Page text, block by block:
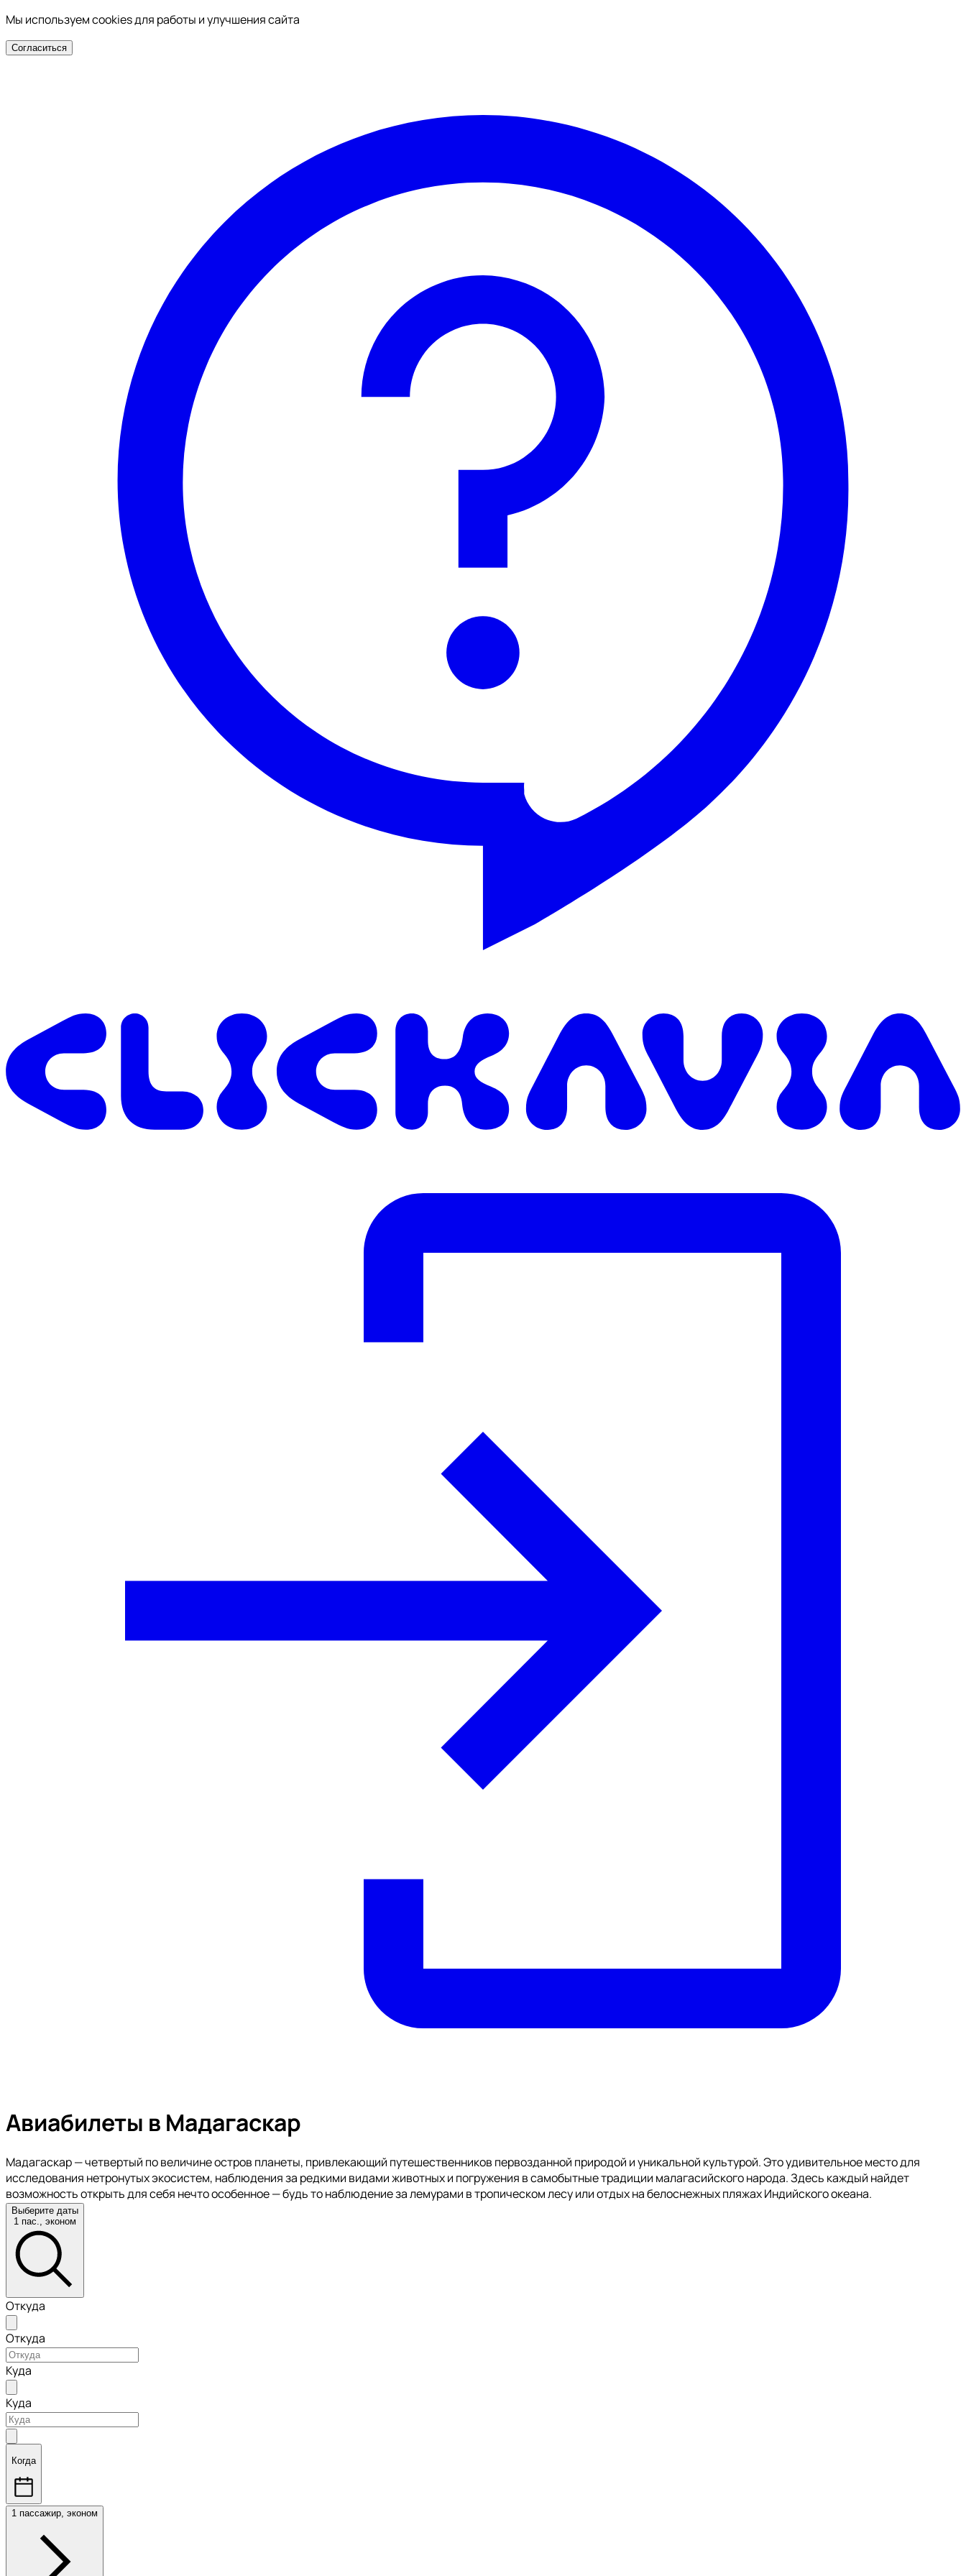
Мы используем cookies для работы и улучшения сайта
Согласиться
Авиабилеты в Мадагаскар
Мадагаскар — четвертый по величине остров планеты, привлекающий путешественников первозданной природой и уникальной культурой. Это удивительное место для
исследования нетронутых экосистем, наблюдения за редкими видами животных и погружения в самобытные традиции малагасийского народа. Здесь каждый найдет
возможность открыть для себя нечто особенное — будь то наблюдение за лемурами в тропическом лесу или отдых на белоснежных пляжах Индийского океана.
Выберите даты
1 пас., эконом
Откуда
Откуда
Куда
Куда
Когда
1 пассажир, эконом